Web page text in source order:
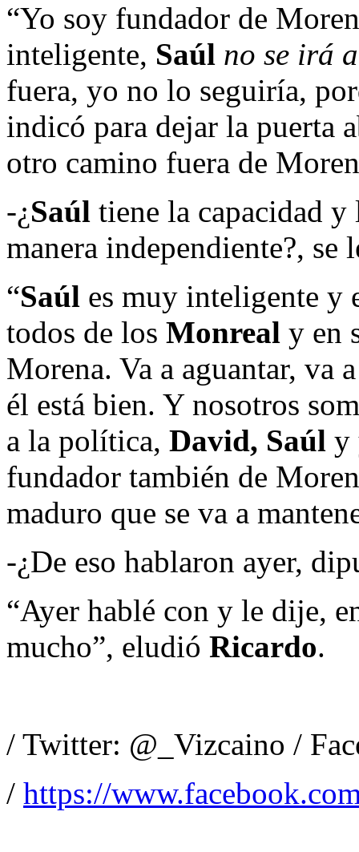
“Yo soy fundador de
inteligente, Saúl no se irá
fuera, yo no lo seguiría,
indicó para dejar la puerta
otro camino fuera de
-¿Saúl tiene la capacidad
manera independiente?, se
“Saúl es muy inteligente y
todos de los Monreal y en
Morena. Va a aguantar,
él está bien. Y nosotros
a la política, David, Saúl y
fundador también de
maduro que se va a
-¿De eso hablaron ayer,
“Ayer hablé con y le dije,
mucho”, eludió Ricardo.
/ Twitter: @_Vizcaino /
/ https://